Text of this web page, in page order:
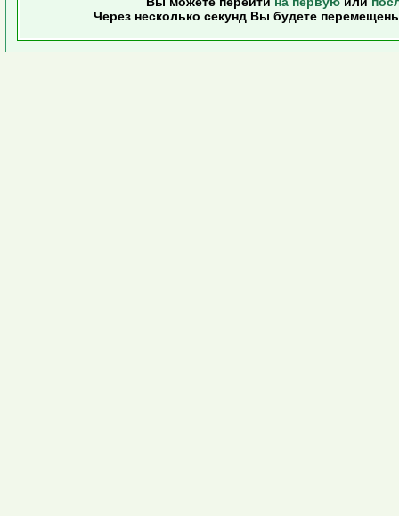
Через несколько секунд Вы будете